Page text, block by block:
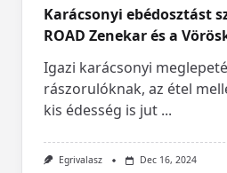
Karácsonyi ebédosztást
ROAD Zenekar és a
Igazi karácsonyi
rászorulóknak, az étel
kis édesség is jut ...
Egrivalasz Dec 16, 2024